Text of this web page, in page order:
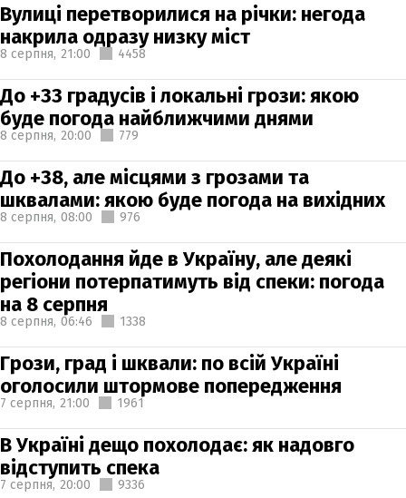
Вулиці перетворилися на річки: негода
накрила одразу низку міст
8 серпня, 21:00 4458
До +33 градусів і локальні грози: якою
буде погода найближчими днями
8 серпня, 20:00 779
До +38, але місцями з грозами та
шквалами: якою буде погода на вихідних
8 серпня, 08:00 976
Похолодання йде в Україну, але деякі
регіони потерпатимуть від спеки: погода
на 8 серпня
8 серпня, 06:46 1338
Грози, град і шквали: по всій Україні
оголосили штормове попередження
7 серпня, 21:00 1961
В Україні дещо похолодає: як надовго
відступить спека
7 серпня, 20:00 9336